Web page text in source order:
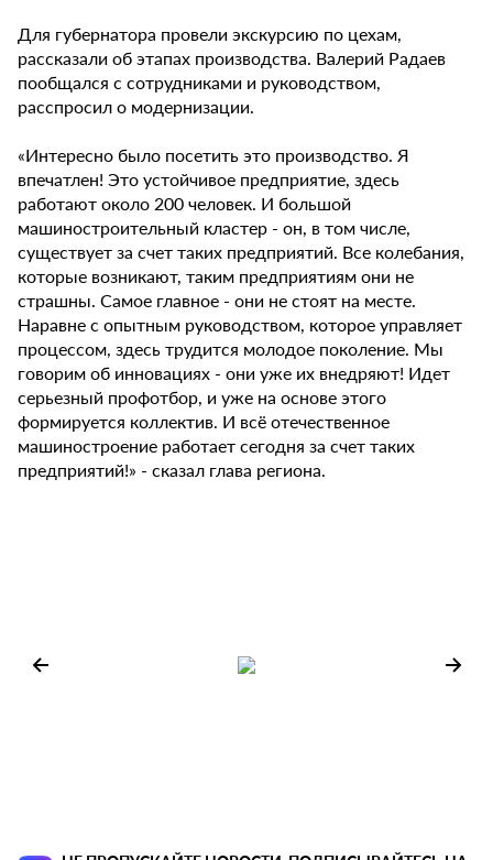
Для губернатора провели экскурсию по цехам,
рассказали об этапах производства. Валерий Радаев
пообщался с сотрудниками и руководством,
расспросил о модернизации.
«Интересно было посетить это производство. Я
впечатлен! Это устойчивое предприятие, здесь
работают около 200 человек. И большой
машиностроительный кластер - он, в том числе,
существует за счет таких предприятий. Все колебания,
которые возникают, таким предприятиям они не
страшны. Самое главное - они не стоят на месте.
Наравне с опытным руководством, которое управляет
процессом, здесь трудится молодое поколение. Мы
говорим об инновациях - они уже их внедряют! Идет
серьезный профотбор, и уже на основе этого
формируется коллектив. И всё отечественное
машиностроение работает сегодня за счет таких
предприятий!» - сказал глава региона.